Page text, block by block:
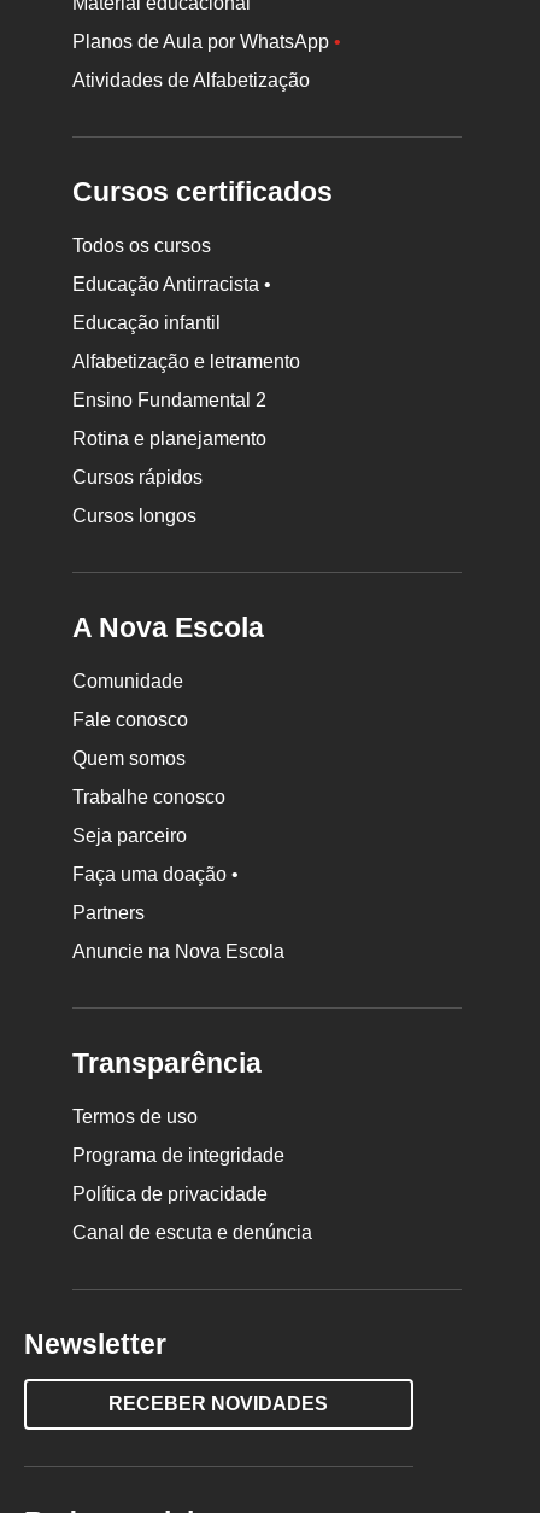
Planos de Aula por WhatsApp•
Atividades de Alfabetização
Cursos certificados
Todos os cursos
Educação Antirracista •
Educação infantil
Alfabetização e letramento
Ensino Fundamental 2
Rotina e planejamento
Cursos rápidos
Cursos longos
A Nova Escola
Comunidade
Fale conosco
Quem somos
Trabalhe conosco
Seja parceiro
Faça uma doação •
Partners
Anuncie na Nova Escola
Transparência
Termos de uso
Programa de integridade
Política de privacidade
Canal de escuta e denúncia
Newsletter
RECEBER NOVIDADES